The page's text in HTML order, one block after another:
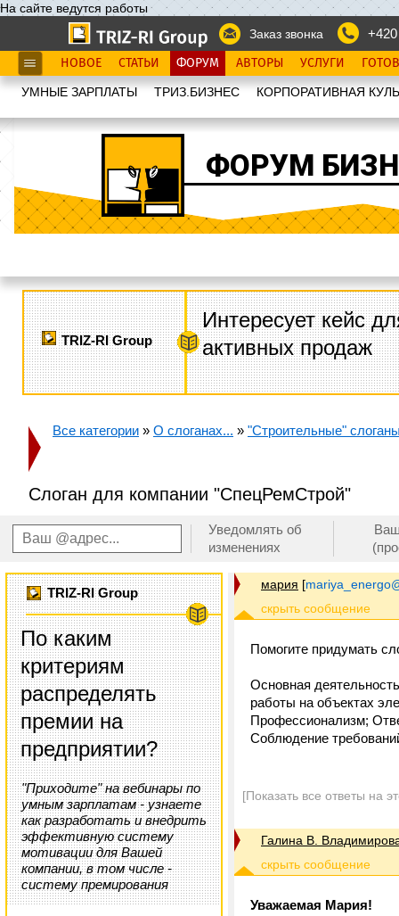
На сайте ведутся работы
Заказ звонка
НОВОЕ СТАТЬИ ФОРУМ АВТОРЫ УСЛУГИ
УМНЫЕ ЗАРПЛАТЫ ТРИЗ.БИЗНЕС КОРПОРАТИВНАЯ
ФОРУМ
TRIZ-RI Group
Интересует кейс
активных продаж
Все категории » О слоганах... » "Строительные"
Слоган для компании "СпецРемСтрой"
Уведомлять об
изменениях
TRIZ-RI Group
По каким
критериям
распределять
премии на
предприятии?
"Приходите" на вебинары по
умным зарплатам - узнаете
как разработать и внедрить
эффективную систему
мотивации для Вашей
компании, в том числе -
систему премирования
мария [
Помогите придумать
Основная
работы на объектах
Профессионализм;
Соблюдение
[Показать все ответы на
Галина В.
Уважаемая Мария!